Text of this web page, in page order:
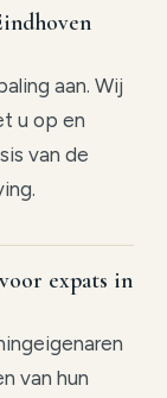
aan. Wij
u op en
van de
expats in
van hun